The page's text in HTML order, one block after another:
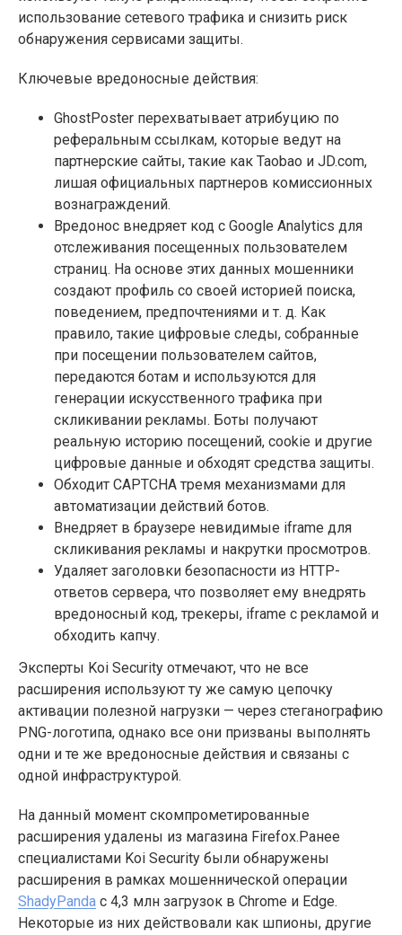
использование сетевого трафика и снизить риск
обнаружения сервисами защиты.
Ключевые вредоносные действия:
GhostPoster перехватывает атрибуцию по
реферальным ссылкам, которые ведут на
партнерские сайты, такие как Taobao и JD.com,
лишая официальных партнеров комиссионных
вознаграждений.
Вредонос внедряет код с Google Analytics для
отслеживания посещенных пользователем
страниц. На основе этих данных мошенники
создают профиль со своей историей поиска,
поведением, предпочтениями и т. д. Как
правило, такие цифровые следы, собранные
при посещении пользователем сайтов,
передаются ботам и используются для
генерации искусственного трафика при
скликивании рекламы. Боты получают
реальную историю посещений, cookie и другие
цифровые данные и обходят средства защиты.
Обходит CAPTCHA тремя механизмами для
автоматизации действий ботов.
Внедряет в браузере невидимые iframe для
скликивания рекламы и накрутки просмотров.
Удаляет заголовки безопасности из HTTP-
ответов сервера, что позволяет ему внедрять
вредоносный код, трекеры, iframe с рекламой и
обходить капчу.
Эксперты Koi Security отмечают, что не все
расширения используют ту же самую цепочку
активации полезной нагрузки — через стеганографию
PNG-логотипа, однако все они призваны выполнять
одни и те же вредоносные действия и связаны с
одной инфраструктурой.
На данный момент скомпрометированные
расширения удалены из магазина Firefox.Ранее
специалистами Koi Security были обнаружены
расширения в рамках мошеннической операции
ShadyPanda с 4,3 млн загрузок в Chrome и Edge.
Некоторые из них действовали как шпионы, другие